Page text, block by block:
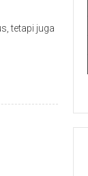
tetapi juga